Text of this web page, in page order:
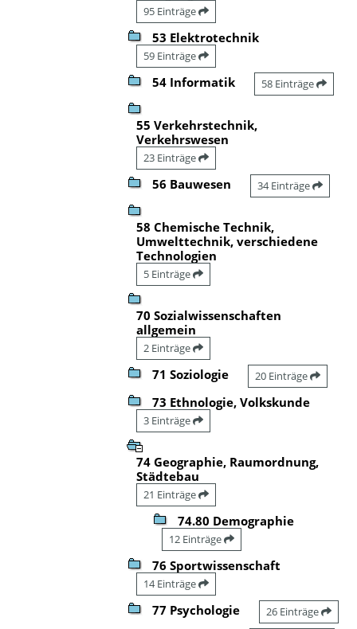
95 Einträge
53 Elektrotechnik
59 Einträge
54 Informatik 58 Einträge
55 Verkehrstechnik,
Verkehrswesen
23 Einträge
56 Bauwesen 34 Einträge
58 Chemische Technik,
Umwelttechnik, verschiedene
Technologien
5 Einträge
70 Sozialwissenschaften
allgemein
2 Einträge
71 Soziologie 20 Einträge
73 Ethnologie, Volkskunde
3 Einträge
74 Geographie, Raumordnung,
Städtebau
21 Einträge
74.80 Demographie
12 Einträge
76 Sportwissenschaft
14 Einträge
77 Psychologie 26 Einträge